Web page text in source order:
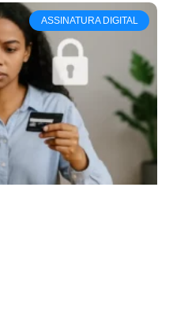
ASSINATURA DIGITAL